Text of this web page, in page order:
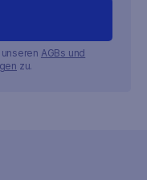
AGBs und
zu.